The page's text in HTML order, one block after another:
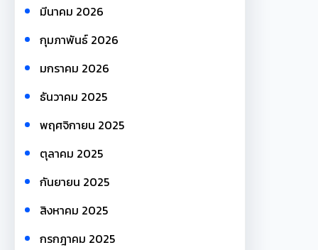
มีนาคม 2026
กุมภาพันธ์ 2026
มกราคม 2026
ธันวาคม 2025
พฤศจิกายน 2025
ตุลาคม 2025
กันยายน 2025
สิงหาคม 2025
กรกฎาคม 2025